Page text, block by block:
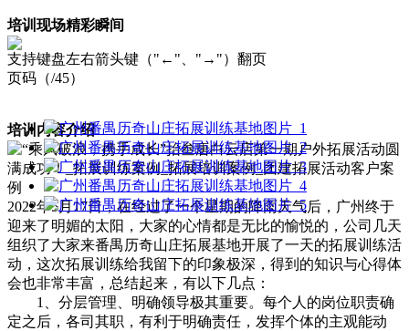
培训现场精彩瞬间
支持键盘左右箭头键（"←"、"→"）翻页
页码（/45）
培训内容介绍
2022年5月17日，在经过了一个星期的降雨天气后，广州终于
迎来了明媚的太阳，大家的心情都是无比的愉悦的，公司几天
组织了大家来番禺历奇山庄拓展基地开展了一天的拓展训练活
动，这次拓展训练给我留下的印象极深，得到的知识与心得体
会也非常丰富，总结起来，有以下几点：
1、分层管理、明确领导极其重要。每个人的岗位职责确
定之后，各司其职，有利于明确责任，发挥个体的主观能动